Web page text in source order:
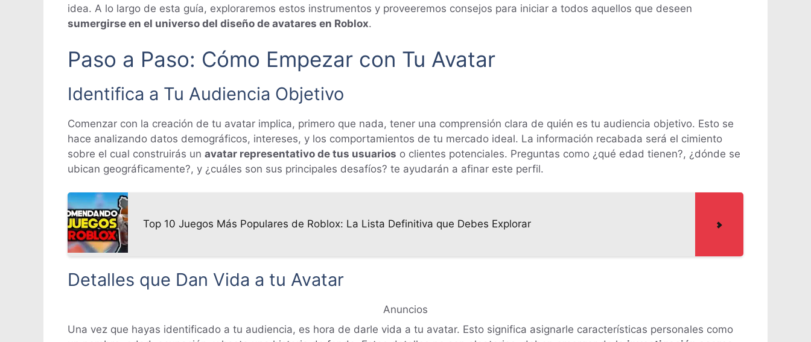
idea. A lo largo de esta guía, exploraremos estos instrumentos y proveeremos consejos para iniciar a todos aquellos que deseen
sumergirse en el universo del diseño de avatares en Roblox.
Paso a Paso: Cómo Empezar con Tu Avatar
Identifica a Tu Audiencia Objetivo
Comenzar con la creación de tu avatar implica, primero que nada, tener una comprensión clara de quién es tu audiencia objetivo. Esto se
hace analizando datos demográficos, intereses, y los comportamientos de tu mercado ideal. La información recabada será el cimiento
sobre el cual construirás un avatar representativo de tus usuarios o clientes potenciales. Preguntas como ¿qué edad tienen?, ¿dónde se
ubican geográficamente?, y ¿cuáles son sus principales desafíos? te ayudarán a afinar este perfil.
Top 10 Juegos Más Populares de Roblox: La Lista Definitiva que Debes Explorar
Detalles que Dan Vida a tu Avatar
Anuncios
Una vez que hayas identificado a tu audiencia, es hora de darle vida a tu avatar. Esto significa asignarle características personales como